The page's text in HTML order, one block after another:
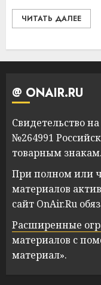
ЧИТАТЬ ДАЛЕЕ
@ ONAIR.RU
Свидетельство
№264991
товарным знакам.
При полном или
материалов
сайт OnAir.Ru
Расширенные
материалов с
материал».